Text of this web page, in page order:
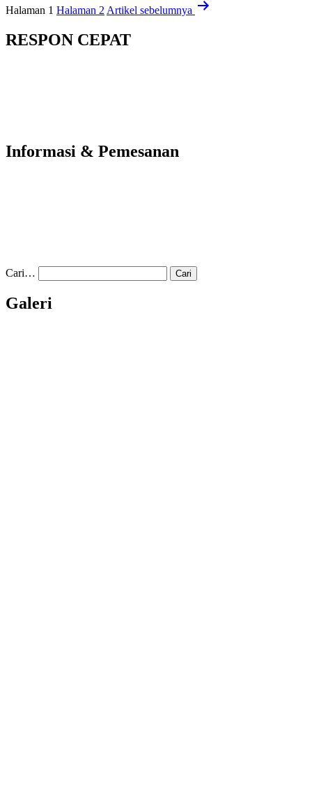
Halaman 1 Halaman 2 Artikel sebelumnya
RESPON CEPAT
Informasi & Pemesanan
Cari…
Galeri